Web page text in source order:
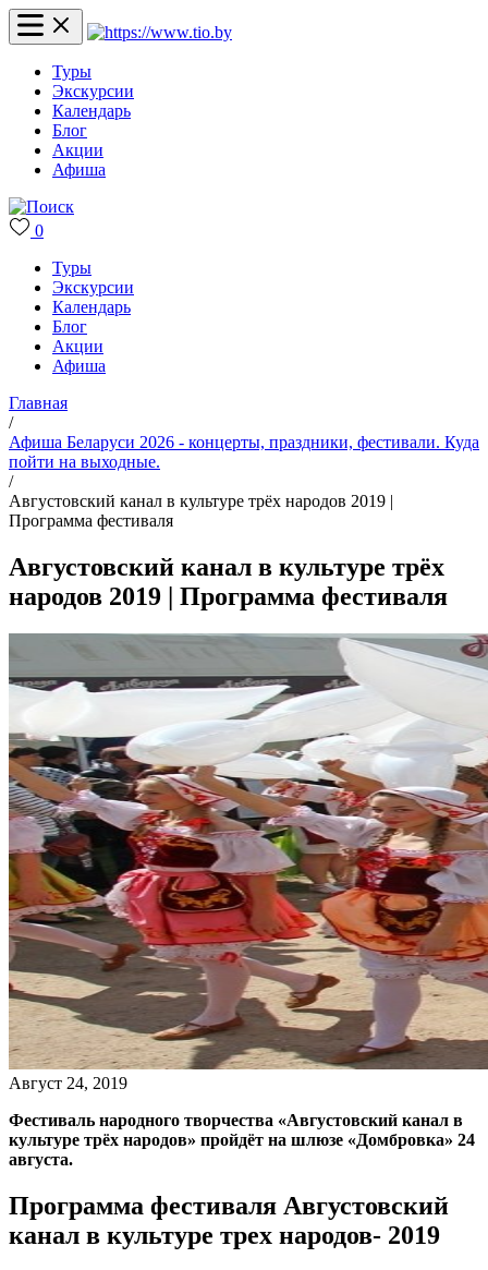
Туры
Экскурсии
Календарь
Блог
Акции
Афиша
0
Туры
Экскурсии
Календарь
Блог
Акции
Афиша
Главная
/
Афиша Беларуси 2026 - концерты, праздники, фестивали. Куда
пойти на выходные.
/
Августовский канал в культуре трёх народов 2019 |
Программа фестиваля
Августовский канал в культуре трёх
народов 2019 | Программа фестиваля
Август 24, 2019
Фестиваль народного творчества «Августовский канал в
культуре трёх народов» пройдёт на шлюзе «Домбровка» 24
августа.
Программа фестиваля Августовский
канал в культуре трех народов- 2019